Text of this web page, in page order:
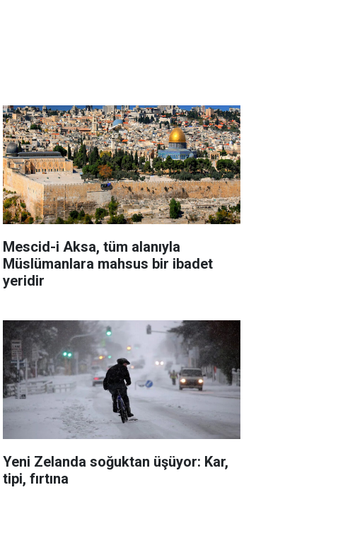
Mescid-i Aksa, tüm alanıyla
Müslümanlara mahsus bir ibadet
yeridir
Yeni Zelanda soğuktan üşüyor: Kar,
tipi, fırtına